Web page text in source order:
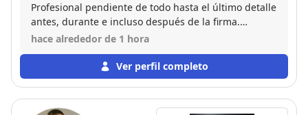
Profesional pendiente de todo hasta el último detalle
antes, durante e incluso después de la firma.
Educado y amable. Muy buena experiencia. Muy
hace alrededor de 1 hora
Ver perfil completo